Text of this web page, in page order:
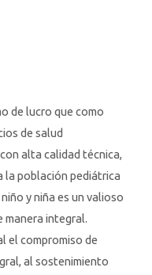
de lucro que como
de salud
alta calidad técnica,
la población pediátrica
y niña es un valioso
manera integral.
el compromiso de
al sostenimiento